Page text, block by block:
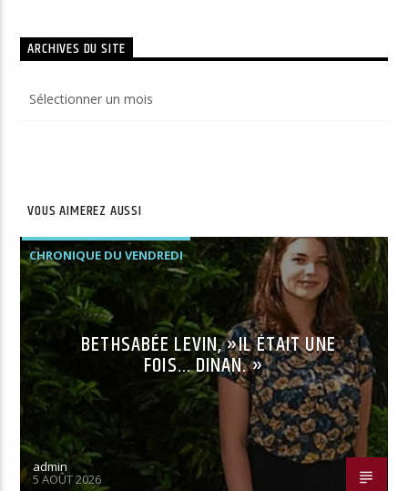
ARCHIVES DU SITE
du
VOUS AIMEREZ AUSSI
CHRONIQUE DU VENDREDI
BETHSABÉE LEVIN, »IL ÉTAIT UNE
FOIS… DINAN. »
admin
5 AOÛT 2026